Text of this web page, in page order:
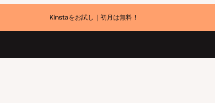
Kinstaをお試し｜初月は無料！